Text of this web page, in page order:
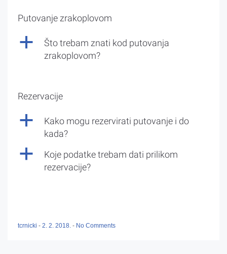
Putovanje zrakoplovom
a
Što trebam znati kod putovanja
zrakoplovom?
Rezervacije
a
Kako mogu rezervirati putovanje i do
kada?
a
Koje podatke trebam dati prilikom
rezervacije?
tcrnicki - 2. 2. 2018. - No Comments